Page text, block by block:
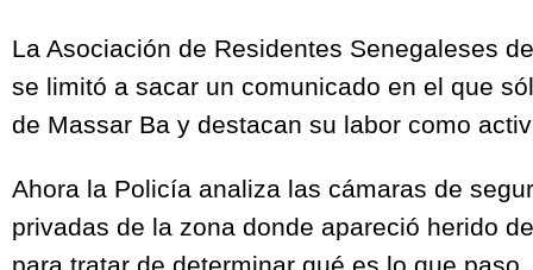
La Asociación de Residentes Senegaleses
se limitó a sacar un comunicado en el que
de Massar Ba y destacan su labor como
Ahora la Policía analiza las cámaras de
privadas de la zona donde apareció herido